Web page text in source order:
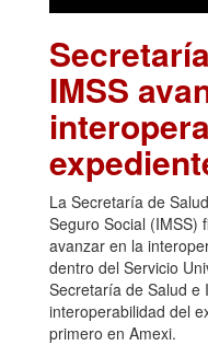
IMSS
La Secretaría de
Seguro Social (IMSS)
avanzar en la
dentro del Servicio
Secretaría de Salud e
interoperabilidad del
primero en Amexi.